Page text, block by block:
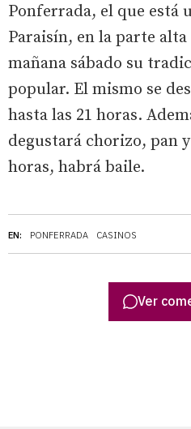
EN: PONFERRADA CASINOS
Ponferrada, el que está
Paraisín, en la parte
mañana sábado su
popular. El mismo se
hasta las 21 horas.
degustará chorizo, pan y
horas, habrá baile.
Ver